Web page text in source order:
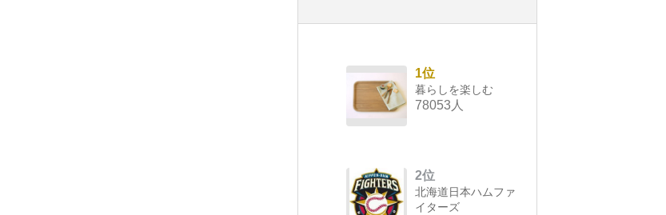
1位
暮らしを楽しむ
78053人
2位
北海道日本ハムファ
イターズ